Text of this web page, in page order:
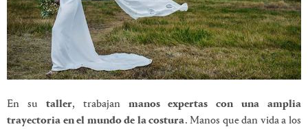
En su taller, trabajan manos expertas con una amplia
trayectoria en el mundo de la costura. Manos que dan vida a los